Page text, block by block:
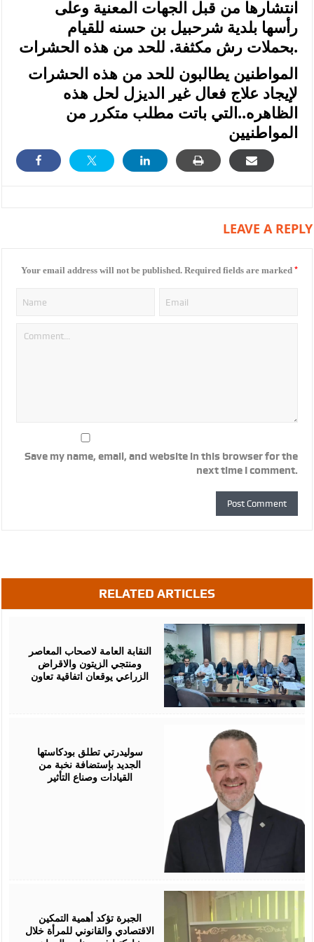
انتشارها من قبل الجهات المعنية وعلى
رأسها بلدية شرحبيل بن حسنه للقيام
بحملات رش مكثفة. للحد من هذه الحشرات.
المواطنين يطالبون للحد من هذه الحشرات
لإيجاد علاج فعال غير الديزل لحل هذه
الظاهره..التي باتت مطلب متكرر من
المواطنيين
LEAVE A REPLY
Your email address will not be published. Required fields are marked *
Save my name, email, and website in this browser for the
next time I comment.
RELATED ARTICLES
النقابة العامة لاصحاب المعاصر
ومنتجي الزيتون والاقراض
الزراعي يوقعان اتفاقية تعاون
سوليدرتي تطلق بودكاستها
الجديد بإستضافة نخبة من
القيادات وصناع التأثير
الجبرة تؤكد أهمية التمكين
الاقتصادي والقانوني للمرأة خلال